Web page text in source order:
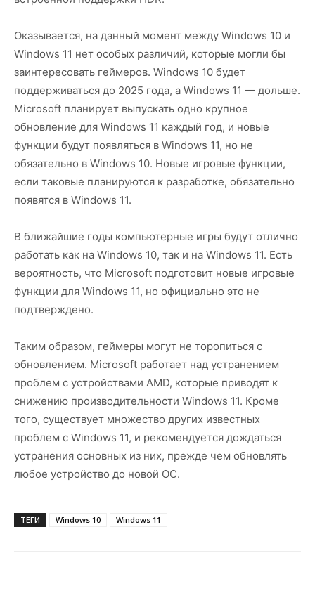
Оказывается, на данный момент между Windows 10 и
Windows 11 нет особых различий, которые могли бы
заинтересовать геймеров. Windows 10 будет
поддерживаться до 2025 года, а Windows 11 — дольше.
Microsoft планирует выпускать одно крупное
обновление для Windows 11 каждый год, и новые
функции будут появляться в Windows 11, но не
обязательно в Windows 10. Новые игровые функции,
если таковые планируются к разработке, обязательно
появятся в Windows 11.
В ближайшие годы компьютерные игры будут отлично
работать как на Windows 10, так и на Windows 11. Есть
вероятность, что Microsoft подготовит новые игровые
функции для Windows 11, но официально это не
подтверждено.
Таким образом, геймеры могут не торопиться с
обновлением. Microsoft работает над устранением
проблем с устройствами AMD, которые приводят к
снижению производительности Windows 11. Кроме
того, существует множество других известных
проблем с Windows 11, и рекомендуется дождаться
устранения основных из них, прежде чем обновлять
любое устройство до новой ОС.
ТЕГИ Windows 10 Windows 11